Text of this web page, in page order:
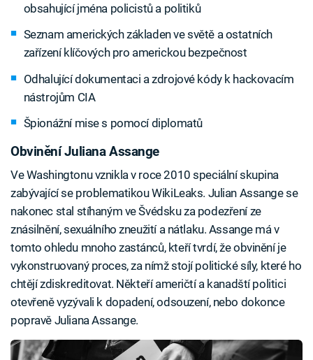
obsahující jména policistů a politiků
Seznam amerických základen ve světě a ostatních
zařízení klíčových pro americkou bezpečnost
Odhalující dokumentaci a zdrojové kódy k hackovacím
nástrojům CIA
Špionážní mise s pomocí diplomatů
Obvinění Juliana Assange
Ve Washingtonu vznikla v roce 2010 speciální skupina
zabývající se problematikou WikiLeaks. Julian Assange se
nakonec stal stíhaným ve Švédsku za podezření ze
znásilnění, sexuálního zneužití a nátlaku. Assange má v
tomto ohledu mnoho zastánců, kteří tvrdí, že obvinění je
vykonstruovaný proces, za nímž stojí politické síly, které ho
chtějí zdiskreditovat. Někteří američtí a kanadští politici
otevřeně vyzývali k dopadení, odsouzení, nebo dokonce
popravě Juliana Assange.